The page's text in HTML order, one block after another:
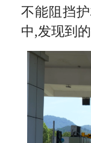
不能阻挡
中,发现到